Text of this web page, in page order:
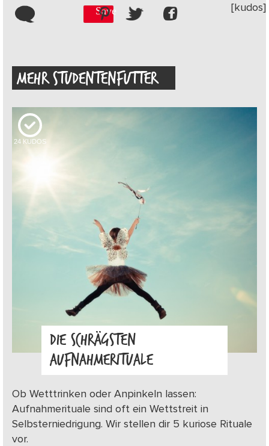
Save [kudos]
MEHR STUDENTENFUTTER
24 KUDOS
DIE SCHRÄGSTEN
AUFNAHMERITUALE
Ob Wetttrinken oder Anpinkeln lassen:
Aufnahmerituale sind oft ein Wettstreit in
Selbsterniedrigung. Wir stellen dir 5 kuriose Rituale
vor.